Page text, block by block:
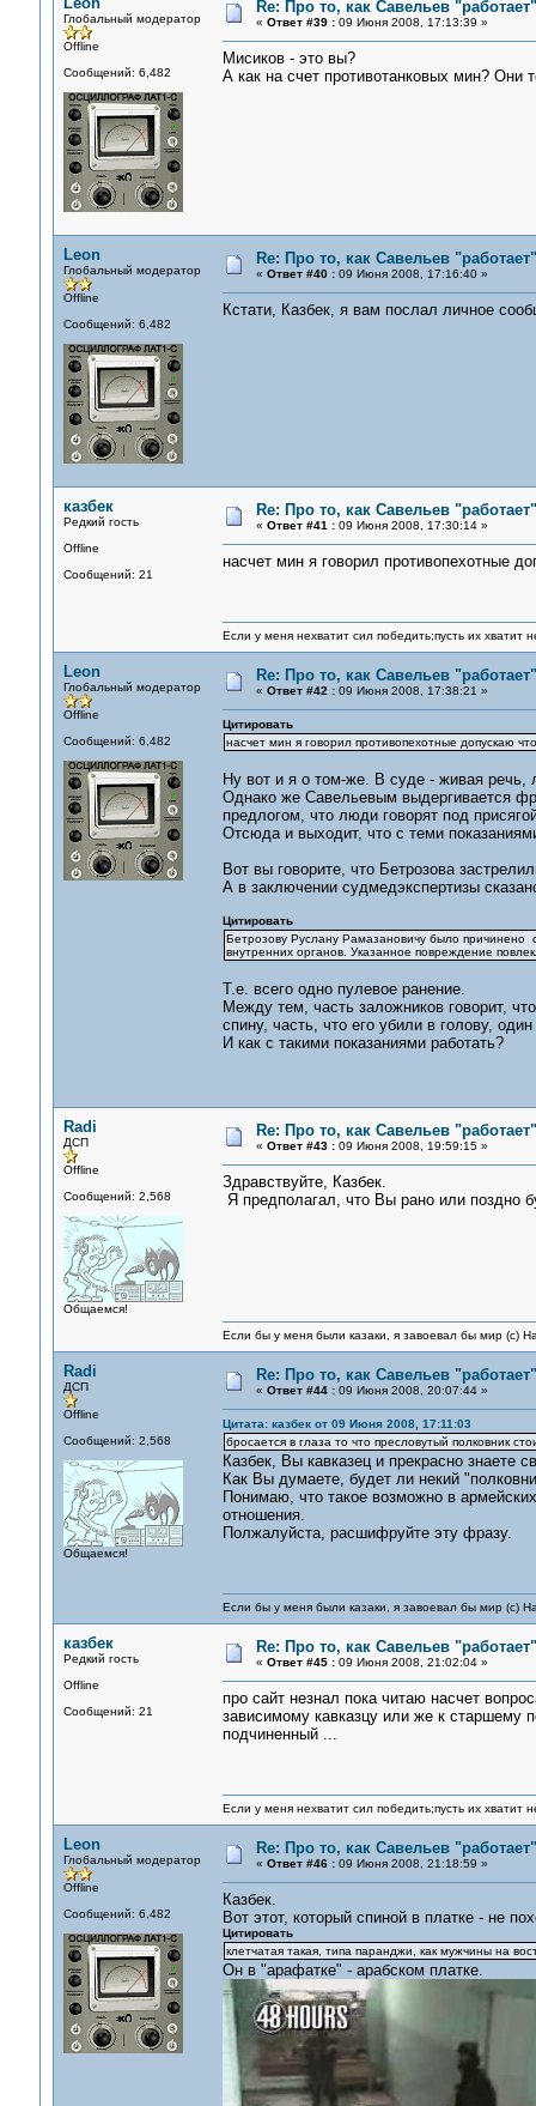
Глобальный модератор
Offline
Сообщений: 6,482
Re: Про то, как Савельев
« Ответ #39 :09 Июня 2008, 17:13:39 »
Мисиков - это вы?
А как на счет противотанковых мин? Они
Leon
Глобальный модератор
Offline
Сообщений: 6,482
Re: Про то, как Савельев
« Ответ #40 :09 Июня 2008, 17:16:40 »
Кстати, Казбек, я вам послал личное
казбек
Редкий гость
Offline
Сообщений: 21
Re: Про то, как Савельев
« Ответ #41 :09 Июня 2008, 17:30:14 »
насчет мин я говорил противопехотные
Если у меня нехватит сил победить;пусть их хватит
Leon
Глобальный модератор
Offline
Сообщений: 6,482
Re: Про то, как Савельев
« Ответ #42 :09 Июня 2008, 17:38:21 »
Цитировать
насчет мин я говорил противопехотные допускаю
Ну вот и я о том-же. В суде - живая
Однако же Савельевым выдергивается
предлогом, что люди говорят под
Отсюда и выходит, что с теми
Вот вы говорите, что Бетрозова
А в заключении судмедэкспертизы
Цитировать
Бетрозову Руслану Рамазановичу было причинено
внутренних органов. Указанное повреждение
Т.е. всего одно пулевое ранение.
Между тем, часть заложников говорит,
спину, часть, что его убили в голову,
И как с такими показаниями работать?
Radi
ДСП
Offline
Сообщений: 2,568
Общаемся!
Re: Про то, как Савельев
« Ответ #43 :09 Июня 2008, 19:59:15 »
Здравствуйте, Казбек.
Я предполагал, что Вы рано или поздно
Если бы у меня были казаки, я завоевал бы мир (с)
Radi
ДСП
Offline
Сообщений: 2,568
Общаемся!
Re: Про то, как Савельев
« Ответ #44 :09 Июня 2008, 20:07:44 »
Цитата: казбек от 09 Июня 2008, 17:11:03
бросается в глаза то что пресловутый полковник
Казбек, Вы кавказец и прекрасно знаете
Как Вы думаете, будет ли некий
Понимаю, что такое возможно в
отношения.
Полжалуйста, расшифруйте эту фразу.
Если бы у меня были казаки, я завоевал бы мир (с)
казбек
Редкий гость
Offline
Сообщений: 21
Re: Про то, как Савельев
« Ответ #45 :09 Июня 2008, 21:02:04 »
про сайт незнал пока читаю насчет
зависимому кавказцу или же к старшему
подчиненный ...
Если у меня нехватит сил победить;пусть их хватит
Leon
Глобальный модератор
Offline
Сообщений: 6,482
Re: Про то, как Савельев
« Ответ #46 :09 Июня 2008, 21:18:59 »
Казбек.
Вот этот, который спиной в платке - не
Цитировать
клетчатая такая, типа паранджи, как мужчины на
Он в "арафатке" - арабском платке.